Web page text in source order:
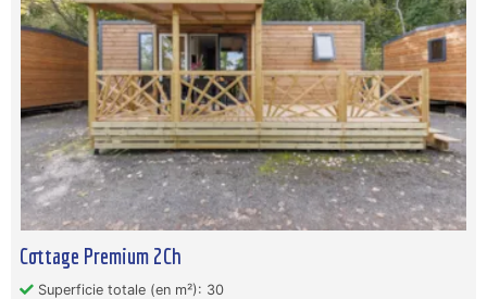
Cottage Premium 2Ch
Superficie totale (en m²): 30